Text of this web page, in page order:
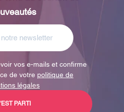
vos e-mails et confirme
de votre politique de
légales